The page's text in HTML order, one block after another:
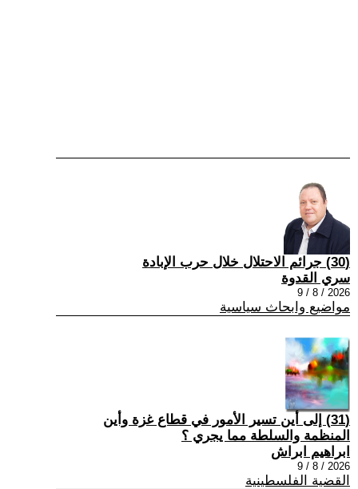
(30) جرائم الاحتلال خلال حرب الإبادة
سري القدوة
2026 / 8 / 9
مواضيع وابحاث سياسية
(31) إلى أين تسير الأمور في قطاع غزة وأين
المنظمة والسلطة مما يجري ؟
ابراهيم ابراش
2026 / 8 / 9
القضية الفلسطينية